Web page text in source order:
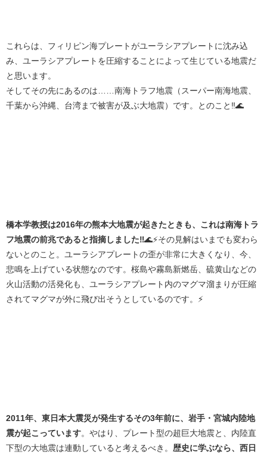
これらは、フィリピン海プレートがユーラシアプレートに沈み込
み、ユーラシアプレートを圧縮することによって生じている地震だ
と思います。
そしてその先にあるのは……南海トラフ地震（スーパー南海地震、
千葉から沖縄、台湾まで被害が及ぶ大地震）です。とのこと‼️🌊
橋本学教授は2016年の熊本大地震が起きたときも、これは南海トラ
フ地震の前兆であると指摘しました‼️🌊⚡その見解はいまでも変わら
ないとのこと。ユーラシアプレートの歪が非常に大きくなり、今、
悲鳴を上げている状態なのです。桜島や霧島新燃岳、硫黄山などの
火山活動の活発化も、ユーラシアプレート内のマグマ溜まりが圧縮
されてマグマが外に飛び出そうとしているのです。⚡
2011年、東日本大震災が発生するその3年前に、岩手・宮城内陸地
震が起こっています。やはり、プレート型の超巨大地震と、内陸直
下型の大地震は連動していると考えるべき。 歴史に学ぶなら、西日